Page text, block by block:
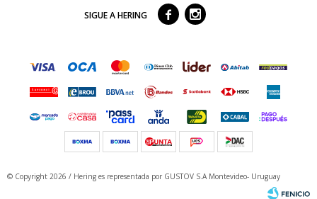
SIGUE A HERING  
© Copyright 2026 / Hering es representada por GUSTOV S.A Montevideo- Uruguay